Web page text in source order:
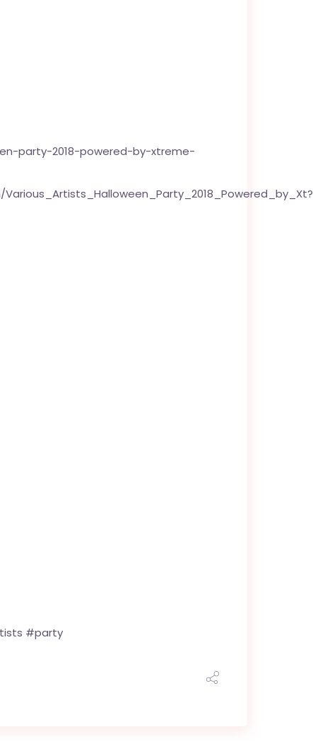
party-2018-powered-by-xtreme-
#party